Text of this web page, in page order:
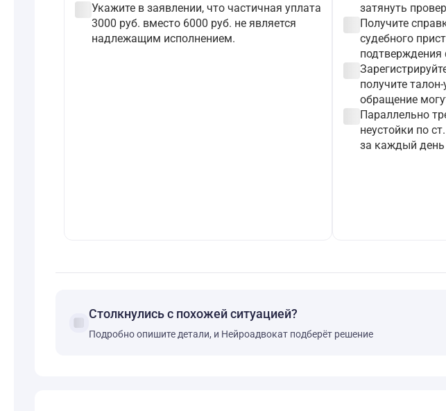
Укажите в заявлении, что частичная уплата
3000 руб. вместо 6000 руб. не является
надлежащим исполнением.
затянуть
Получите
судебного
получите
обращение
Параллельно
неустойки по
за каждый день
forum Столкнулись с похожей ситуацией?
Подробно опишите детали, и Нейроадвокат подберёт решение